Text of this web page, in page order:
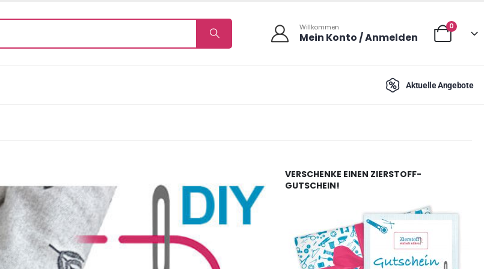
Willkommen
Mein Konto / Anmelden
0
Aktuelle Angebote
VERSCHENKE EINEN ZIERSTOFF-
GUTSCHEIN!